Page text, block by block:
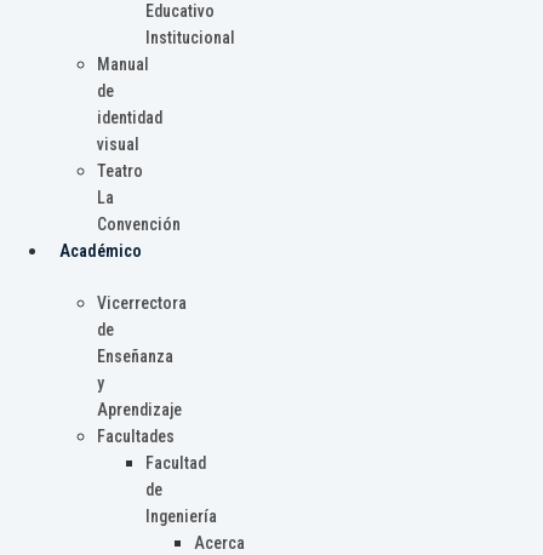
Educativo
Institucional
Manual
de
identidad
visual
Teatro
La
Convención
Académico
Vicerrectora
de
Enseñanza
y
Aprendizaje
Facultades
Facultad
de
Ingeniería
Acerca